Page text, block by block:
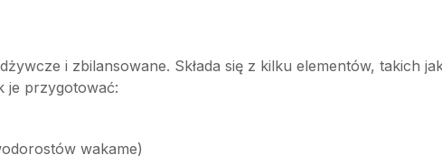
i zbilansowane. Składa się z kilku elementów, takich
je przygotować:
wakame)